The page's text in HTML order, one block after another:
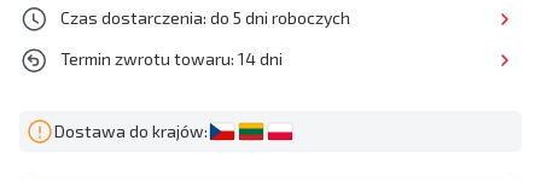
Czas dostarczenia: do 5 dni roboczych
Termin zwrotu towaru: 14 dni
Dostawa do krajów: